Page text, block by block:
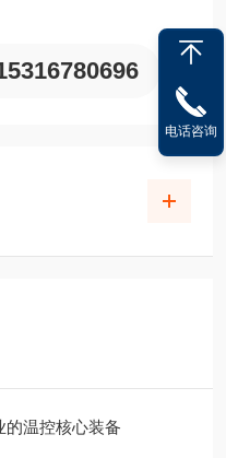
的温控核心装备
电话咨询